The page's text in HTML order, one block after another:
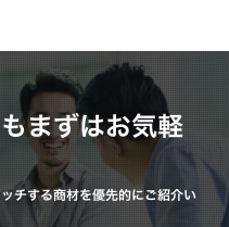
まずはお気軽
チする商材を優先的にご紹介い